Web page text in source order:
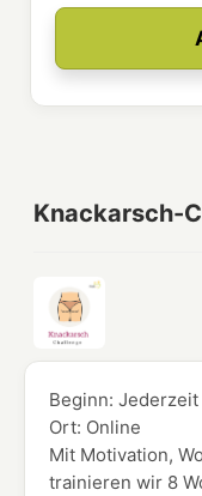
Knackarsch-
Beginn:Jederzeit
Ort: Online
Mit Motivation,
trainieren wir 8